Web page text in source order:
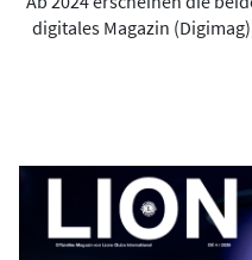
digitales Magazin